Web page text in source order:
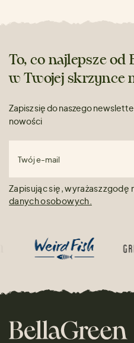
To, co najlepsze od
w Twojej skrzynce
Zapisz się do naszego
nowości
Twój e-mail
Zapisując się, wyrażasz
danych osobowych.